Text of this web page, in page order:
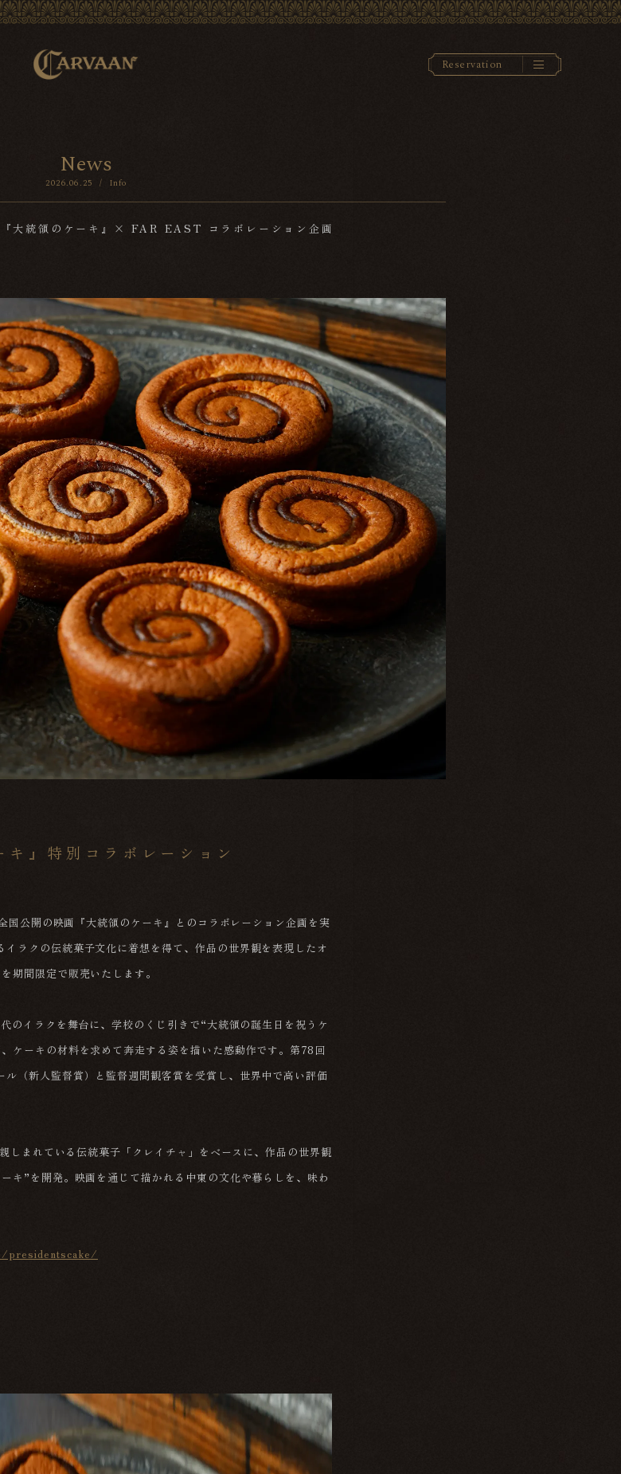
Reservation
News
2026.06.25 / Info
大統領のケーキ』× FAR EAST コラボレーション企画
キ』特別コラボレーション
国公開の映画『大統領のケーキ』とのコラボレーション企画を実
ラクの伝統菓子文化に着想を得て、作品の世界観を表現したオ
期間限定で販売いたします。
のイラクを舞台に、学校のくじ引きで“大統領の誕生日を祝うケ
ケーキの材料を求めて奔走する姿を描いた感動作です。第78回
ル（新人監督賞）と監督週間観客賞を受賞し、世界中で高い評価
しまれている伝統菓子「クレイチャ」をベースに、作品の世界観
キ”を開発。映画を通じて描かれる中東の文化や暮らしを、味わ
presidentscake/